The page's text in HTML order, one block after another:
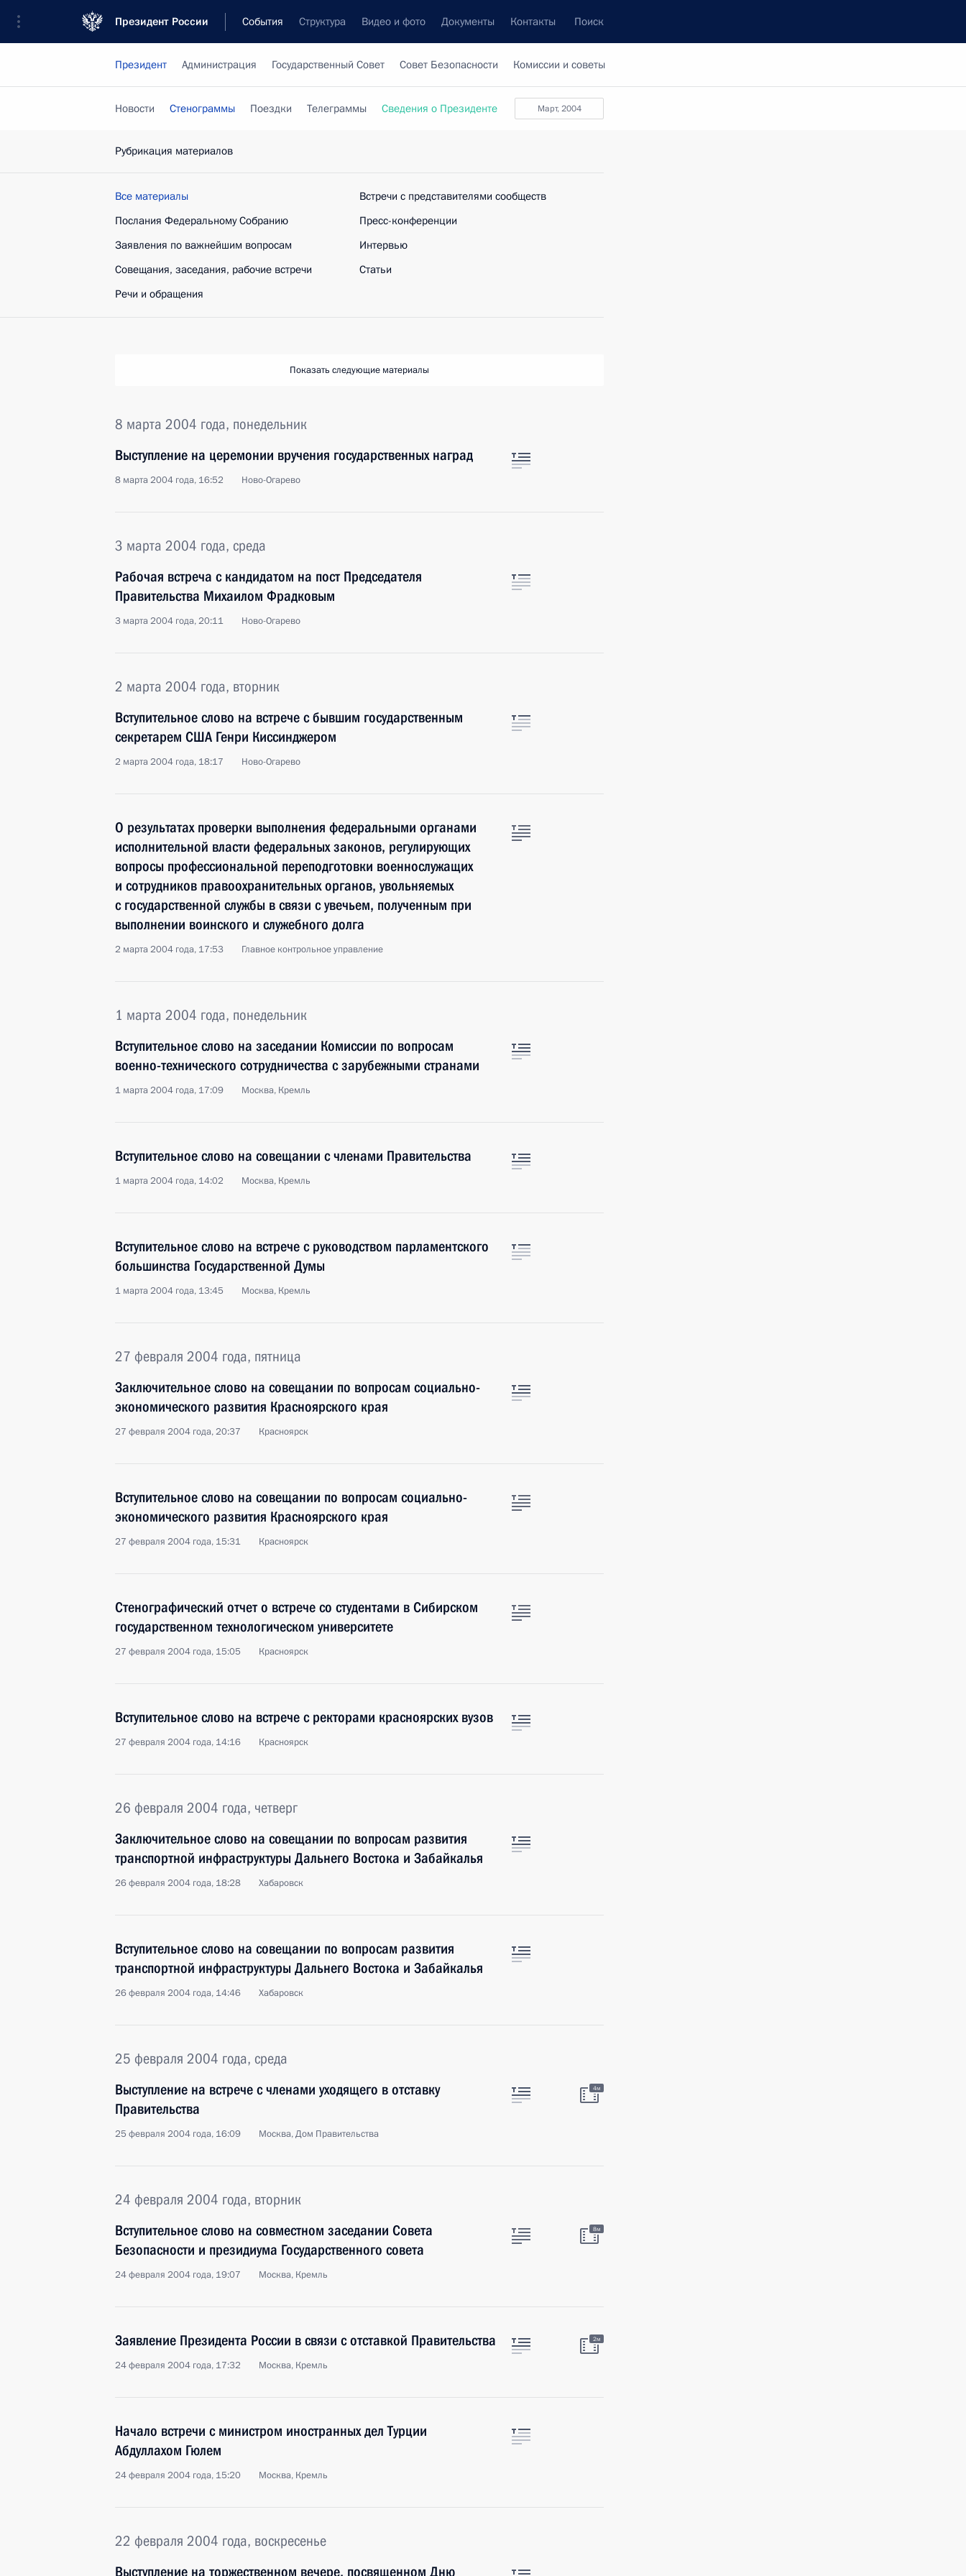
Президент России События Структура Видео и фото Документы Контакты Поиск
Президент Администрация Государственный Совет Совет Безопасности Комиссии и советы
март, 2004
Новости Стенограммы Поездки Телеграммы Сведения о Президенте
Рубрикация материалов
Все материалы
Послания Федеральному Собранию
Заявления по важнейшим вопросам
Совещания, заседания, рабочие встречи
Речи и обращения
Встречи с представителями сообществ
Пресс-конференции
Интервью
Статьи
Показать следующие материалы
8 марта 2004 года, понедельник
Выступление на церемонии вручения государственных наград
8 марта 2004 года, 16:52 Ново-Огарево
3 марта 2004 года, среда
Рабочая встреча с кандидатом на пост Председателя
Правительства Михаилом Фрадковым
3 марта 2004 года, 20:11 Ново-Огарево
2 марта 2004 года, вторник
Вступительное слово на встрече с бывшим государственным
секретарем США Генри Киссинджером
2 марта 2004 года, 18:17 Ново-Огарево
О результатах проверки выполнения федеральными органами
исполнительной власти федеральных законов, регулирующих
вопросы профессиональной переподготовки военнослужащих
и сотрудников правоохранительных органов, увольняемых
с государственной службы в связи с увечьем, полученным при
выполнении воинского и служебного долга
2 марта 2004 года, 17:53 Главное контрольное управление
1 марта 2004 года, понедельник
Вступительное слово на заседании Комиссии по вопросам
военно-технического сотрудничества с зарубежными странами
1 марта 2004 года, 17:09 Москва, Кремль
Вступительное слово на совещании с членами Правительства
1 марта 2004 года, 14:02 Москва, Кремль
Вступительное слово на встрече с руководством парламентского
большинства Государственной Думы
1 марта 2004 года, 13:45 Москва, Кремль
27 февраля 2004 года, пятница
Заключительное слово на совещании по вопросам социально-
экономического развития Красноярского края
27 февраля 2004 года, 20:37 Красноярск
Вступительное слово на совещании по вопросам социально-
экономического развития Красноярского края
27 февраля 2004 года, 15:31 Красноярск
Стенографический отчет о встрече со студентами в Сибирском
государственном технологическом университете
27 февраля 2004 года, 15:05 Красноярск
Вступительное слово на встрече с ректорами красноярских вузов
27 февраля 2004 года, 14:16 Красноярск
26 февраля 2004 года, четверг
Заключительное слово на совещании по вопросам развития
транспортной инфраструктуры Дальнего Востока и Забайкалья
26 февраля 2004 года, 18:28 Хабаровск
Вступительное слово на совещании по вопросам развития
транспортной инфраструктуры Дальнего Востока и Забайкалья
26 февраля 2004 года, 14:46 Хабаровск
25 февраля 2004 года, среда
Выступление на встрече с членами уходящего в отставку
Правительства
25 февраля 2004 года, 16:09 Москва, Дом Правительства
4м
24 февраля 2004 года, вторник
Вступительное слово на совместном заседании Совета
Безопасности и президиума Государственного совета
24 февраля 2004 года, 19:07 Москва, Кремль
8м
Заявление Президента России в связи с отставкой Правительства
24 февраля 2004 года, 17:32 Москва, Кремль
2м
Начало встречи с министром иностранных дел Турции
Абдуллахом Гюлем
24 февраля 2004 года, 15:20 Москва, Кремль
22 февраля 2004 года, воскресенье
Выступление на торжественном вечере, посвященном Дню